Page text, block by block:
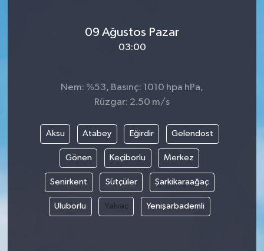
09 Ağustos Pazar
03:00
Nem: %53, Basınç: 1010 hpa hPa,
Rüzgar: 2.50 m/s
Aksu Atabey Eğirdir Gelendost
Gönen Keçiborlu Merkez
Senirkent Sütçüler Şarkikaraağaç
Uluborlu Yalvaç Yenişarbademli